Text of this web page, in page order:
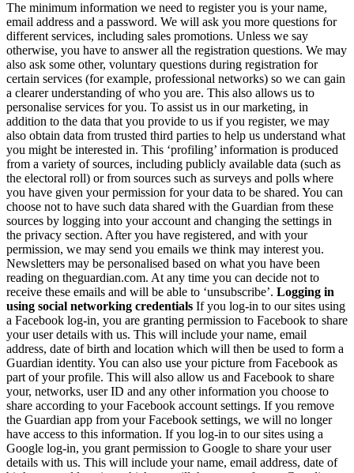
The minimum information we need to register you is your name,
email address and a password. We will ask you more questions for
different services, including sales promotions. Unless we say
otherwise, you have to answer all the registration questions. We may
also ask some other, voluntary questions during registration for
certain services (for example, professional networks) so we can gain
a clearer understanding of who you are. This also allows us to
personalise services for you. To assist us in our marketing, in
addition to the data that you provide to us if you register, we may
also obtain data from trusted third parties to help us understand what
you might be interested in. This ‘profiling’ information is produced
from a variety of sources, including publicly available data (such as
the electoral roll) or from sources such as surveys and polls where
you have given your permission for your data to be shared. You can
choose not to have such data shared with the Guardian from these
sources by logging into your account and changing the settings in
the privacy section. After you have registered, and with your
permission, we may send you emails we think may interest you.
Newsletters may be personalised based on what you have been
reading on theguardian.com. At any time you can decide not to
receive these emails and will be able to ‘unsubscribe’. Logging in
using social networking credentials If you log-in to our sites using
a Facebook log-in, you are granting permission to Facebook to share
your user details with us. This will include your name, email
address, date of birth and location which will then be used to form a
Guardian identity. You can also use your picture from Facebook as
part of your profile. This will also allow us and Facebook to share
your, networks, user ID and any other information you choose to
share according to your Facebook account settings. If you remove
the Guardian app from your Facebook settings, we will no longer
have access to this information. If you log-in to our sites using a
Google log-in, you grant permission to Google to share your user
details with us. This will include your name, email address, date of